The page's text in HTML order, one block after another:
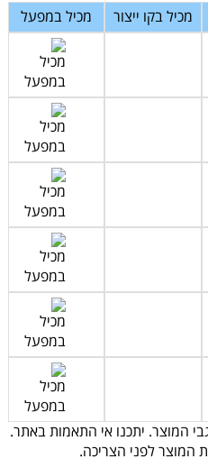
מכיל בקו ייצור מכיל במפעל
המוצר. יתכנו אי התאמות באתר.
המוצר לפני הצריכה.